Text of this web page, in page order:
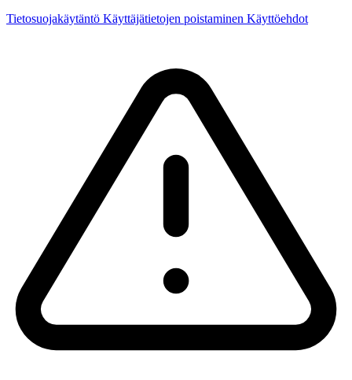
Tietosuojakäytäntö Käyttäjätietojen poistaminen Käyttöehdot